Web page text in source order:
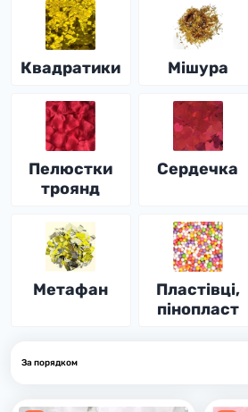
Квадратики Мішура
Пелюстки
троянд
Сердечка
Метафан
Пластівці,
пінопласт